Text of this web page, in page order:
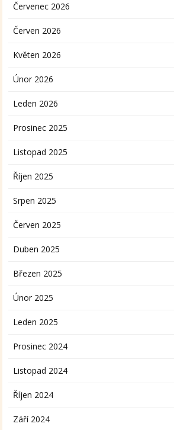
Červenec 2026
Červen 2026
Květen 2026
Únor 2026
Leden 2026
Prosinec 2025
Listopad 2025
Říjen 2025
Srpen 2025
Červen 2025
Duben 2025
Březen 2025
Únor 2025
Leden 2025
Prosinec 2024
Listopad 2024
Říjen 2024
Září 2024